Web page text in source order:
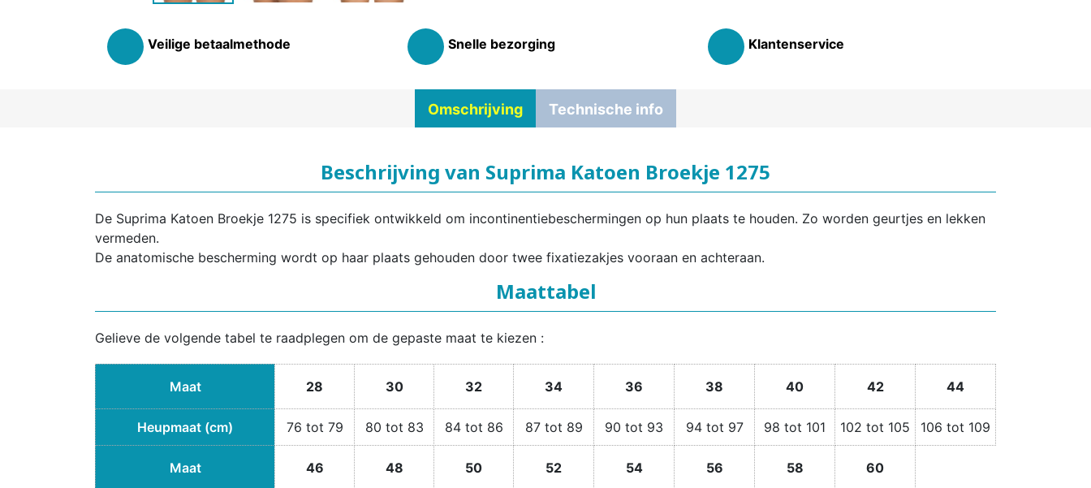
Veilige betaalmethode Snelle bezorging Klantenservice
Omschrijving Technische info
Beschrijving van Suprima Katoen Broekje 1275
De Suprima Katoen Broekje 1275 is specifiek ontwikkeld om incontinentiebeschermingen op hun plaats te houden. Zo worden geurtjes en lekken
vermeden.
De anatomische bescherming wordt op haar plaats gehouden door twee fixatiezakjes vooraan en achteraan.
Maattabel
Gelieve de volgende tabel te raadplegen om de gepaste maat te kiezen :
Maat 28 30 32 34 36 38 40 42 44
Heupmaat (cm) 76 tot 79 80 tot 83 84 tot 86 87 tot 89 90 tot 93 94 tot 97 98 tot 101 102 tot 105 106 tot 109
Maat 46 48 50 52 54 56 58 60